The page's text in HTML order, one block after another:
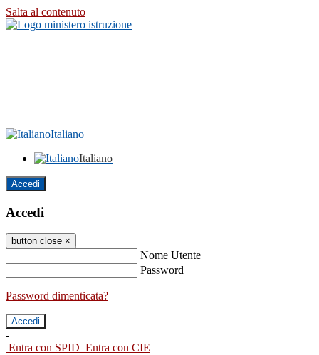
Salta al contenuto
Italiano
Italiano
Accedi
Accedi
button close ×
Nome Utente
Password
Password dimenticata?
-
Entra con SPID Entra con CIE